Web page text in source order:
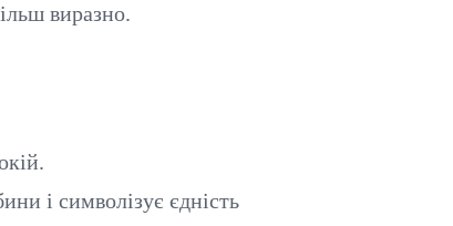
виразно.
і символізує єдність